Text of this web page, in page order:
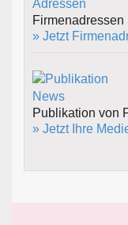
» Jetzt
Publikation von
» Jetzt Ihre